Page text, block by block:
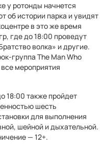
у ротонды начнется
об истории парка и увидят
в это же время
где до 18:00 проведут
волка» и другие.
группа The Man Who
мероприятия
18:00 также пройдет
шесть
для выполнения
шейной и дыхательной.
— 12+.